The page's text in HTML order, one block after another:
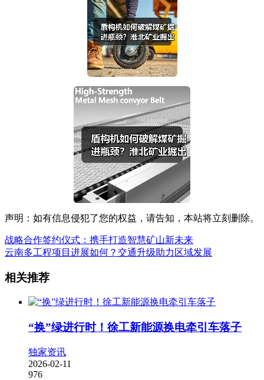
声明：如有信息侵犯了您的权益，请告知，本站将立刻删除。
战略合作签约仪式：携手打造智慧矿山新未来
云南多工程项目进展如何？交通升级助力区域发展
相关推荐
“换”绿进行时！徐工新能源换电牵引车落子
独家资讯
2026-02-11
976